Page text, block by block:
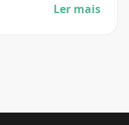
Ler mais